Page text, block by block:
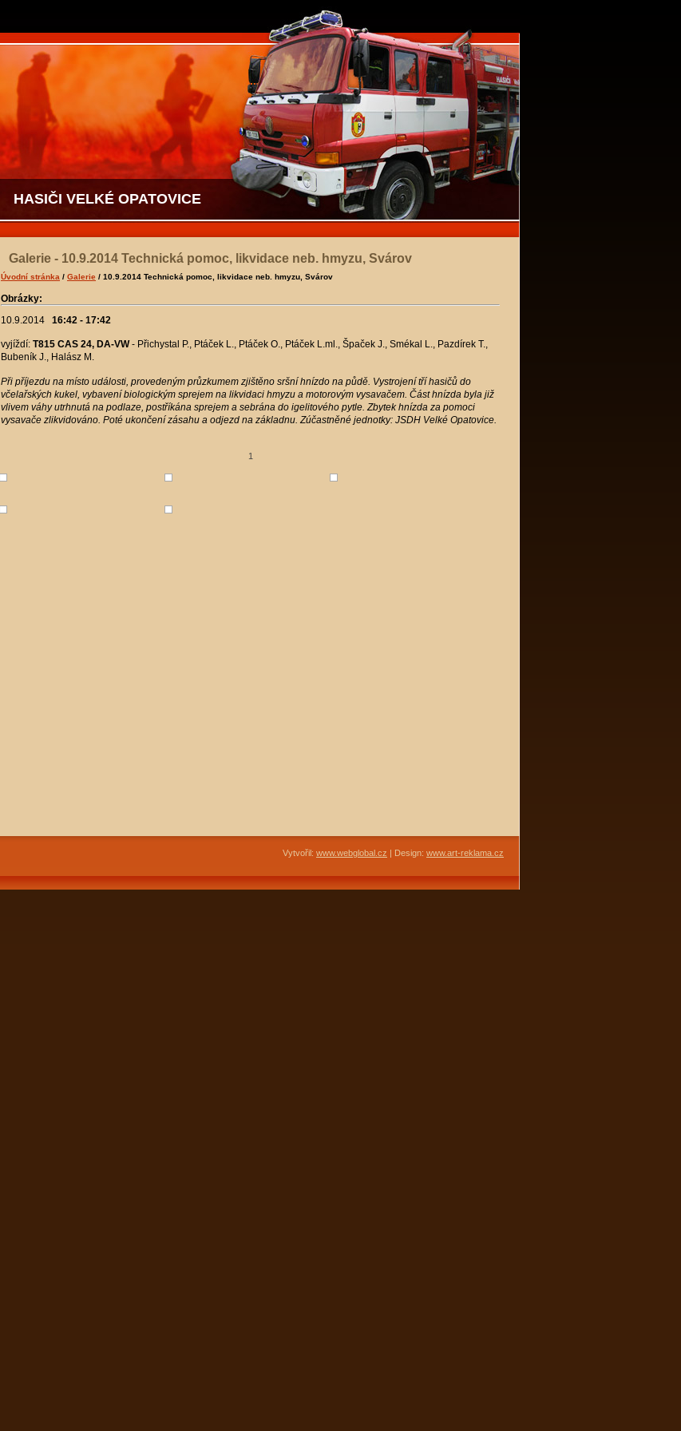
HASIČI VELKÉ OPATOVICE
Galerie - 10.9.2014 Technická pomoc, likvidace neb. hmyzu, Svárov
Úvodní stránka / Galerie / 10.9.2014 Technická pomoc, likvidace neb. hmyzu, Svárov
Obrázky:
10.9.2014 16:42 - 17:42
vyjíždí: T815 CAS 24, DA-VW- Přichystal P., Ptáček L., Ptáček O., Ptáček L.ml., Špaček J., Smékal L., Pazdírek T.,
Bubeník J., Halász M.
Při příjezdu na místo události, provedeným průzkumem zjištěno sršní hnízdo na půdě. Vystrojení tří hasičů do
včelařských kukel, vybavení biologickým sprejem na likvidaci hmyzu a motorovým vysavačem. Část hnízda byla již
vlivem váhy utrhnutá na podlaze, postříkána sprejem a sebrána do igelitového pytle. Zbytek hnízda za pomoci
vysavače zlikvidováno. Poté ukončení zásahu a odjezd na základnu. Zúčastněné jednotky: JSDH Velké Opatovice.
1
Vytvořil: www.webglobal.cz | Design: www.art-reklama.cz